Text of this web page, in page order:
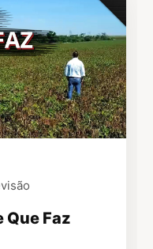
Que Faz